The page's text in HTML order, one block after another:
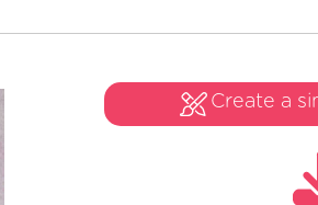
Create a